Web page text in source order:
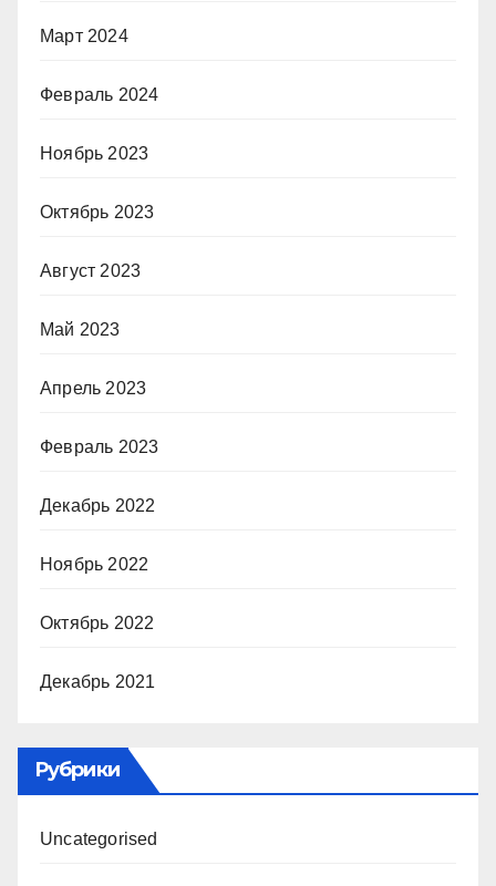
Март 2024
Февраль 2024
Ноябрь 2023
Октябрь 2023
Август 2023
Май 2023
Апрель 2023
Февраль 2023
Декабрь 2022
Ноябрь 2022
Октябрь 2022
Декабрь 2021
Рубрики
Uncategorised